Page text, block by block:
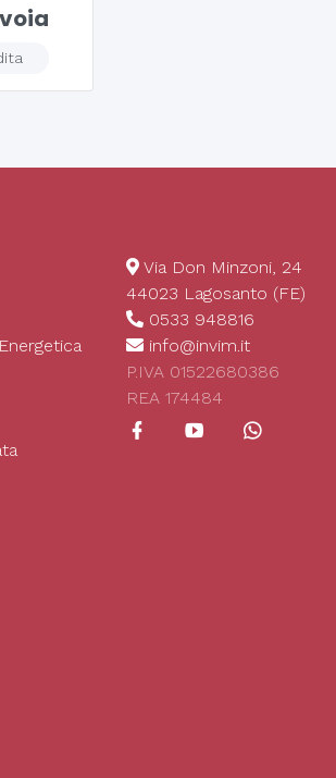
Via Don Minzoni, 24
44023 Lagosanto (FE)
0533 948816
info@invim.it
P.IVA 01522680386
REA 174484